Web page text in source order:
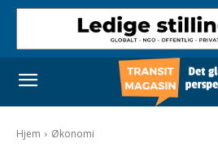
Hjem Økonomi